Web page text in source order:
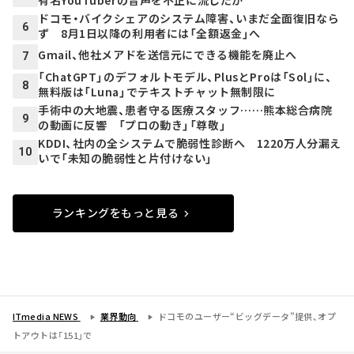
6
ドコモ・バイクシェアのシステム障害、いまだ全面復旧なら
ず 8月1日以降の利用者には「全額返金」へ
7 Gmail、他社メアドを送信元にできる機能を廃止へ
8
「ChatGPT」のデフォルトモデル、PlusとProは「Sol」に、
無料版は「Luna」でテキストチャット無制限に
9
手術中の大地震、患者守る医療スタッフ……熊本総合病院
の動画に反響 「プロの動き」「尊敬」
10
KDDI、社内の全システムで脆弱性診断へ 1220万人分漏え
いで「未知の脆弱性と片付けない」
ランキングをもっと見る
ITmedia NEWS 業界動向
ドコモのユーザー“ビッグデータ”提供、オプ
トアウトは「151」で